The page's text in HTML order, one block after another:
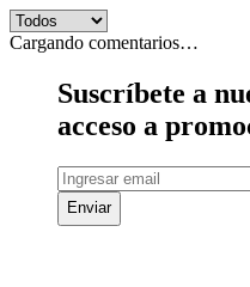
Cargando comentarios…
Suscríbete a
acceso a
Enviar